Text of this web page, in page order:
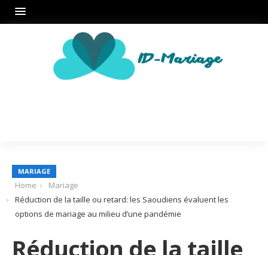
MARIAGE
Home
Mariage
Réduction de la taille ou retard: les Saoudiens évaluent les
options de mariage au milieu d’une pandémie
Réduction de la taille